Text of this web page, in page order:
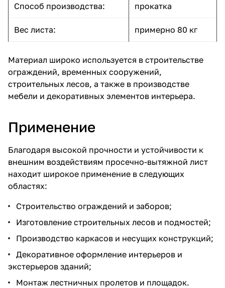
Способ производства: прокатка
Вес листа: примерно 80 кг
Материал широко используется в строительстве
ограждений, временных сооружений,
строительных лесов, а также в производстве
мебели и декоративных элементов интерьера.
Применение
Благодаря высокой прочности и устойчивости к
внешним воздействиям просечно-вытяжной лист
находит широкое применение в следующих
областях:
Строительство ограждений и заборов;
Изготовление строительных лесов и подмостей;
Производство каркасов и несущих конструкций;
Декоративное оформление интерьеров и
экстерьеров зданий;
Монтаж лестничных пролетов и площадок.